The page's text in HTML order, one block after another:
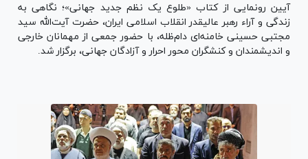
آیین رونمایی از کتاب «طلوع یک نظم جدید جهانی»؛ نگاهی به
زندگی و آراء رهبر عالیقدر انقلاب اسلامی ایران، حضرت آیت‌الله سید
مجتبی حسینی خامنه‌ای دام‌ظله، با حضور جمعی از مهمانان خارجی
و اندیشمندان و کنشگران محور احرار و آزادگان جهانی، برگزار شد.